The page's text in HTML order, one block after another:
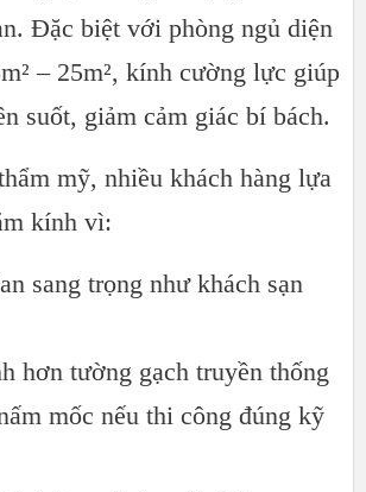
Đặc biệt với phòng ngủ diện
– 25m², kính cường lực giúp
suốt, giảm cảm giác bí bách.
mỹ, nhiều khách hàng lựa
kính vì:
sang trọng như khách sạn
hơn tường gạch truyền thống
mốc nếu thi công đúng kỹ